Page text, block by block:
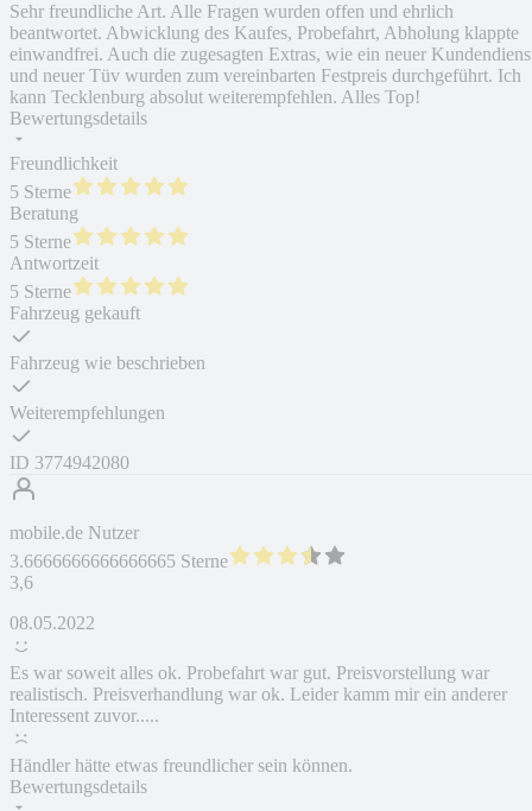
Sehr freundliche Art. Alle Fragen wurden offen und ehrlich
beantwortet. Abwicklung des Kaufes, Probefahrt, Abholung klappte
einwandfrei. Auch die zugesagten Extras, wie ein neuer
und neuer Tüv wurden zum vereinbarten Festpreis durchgeführt. Ich
kann Tecklenburg absolut weiterempfehlen. Alles Top!
Bewertungsdetails
Freundlichkeit
5 Sterne
Beratung
5 Sterne
Antwortzeit
5 Sterne
Fahrzeug gekauft
Fahrzeug wie beschrieben
Weiterempfehlungen
ID 3774942080
mobile.de Nutzer
3.6666666666666665 Sterne
3,6
08.05.2022
Es war soweit alles ok. Probefahrt war gut. Preisvorstellung war
realistisch. Preisverhandlung war ok. Leider kamm mir ein anderer
Interessent zuvor.....
Händler hätte etwas freundlicher sein können.
Bewertungsdetails